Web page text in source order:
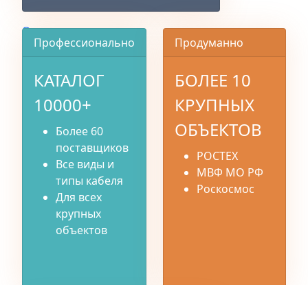
О компании
Профессионально
КАТАЛОГ
10000+
Более 60
поставщиков
Все виды и
типы кабеля
Для всех
крупных
объектов
Продуманно
БОЛЕЕ 10
КРУПНЫХ
ОБЪЕКТОВ
РОСТЕХ
МВФ МО РФ
Роскосмос